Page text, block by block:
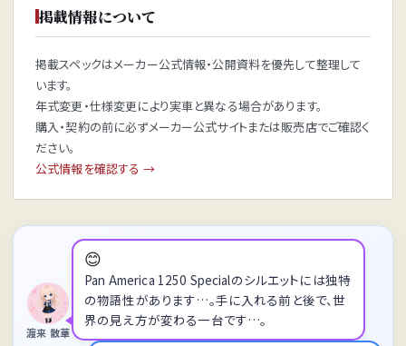
掲載情報について
掲載スペックはメーカー公式情報・公開資料を優先して整理して
います。
年式変更・仕様変更により実車と異なる場合があります。
購入・契約の前に必ずメーカー公式サイトまたは販売店でご確認く
ださい。
公式情報を確認する →
渡来 散華
😊
Pan America 1250 Specialのシルエットには独特
の物語性があります…。手に入れる前と後で、世
界の見え方が変わる一台です…。